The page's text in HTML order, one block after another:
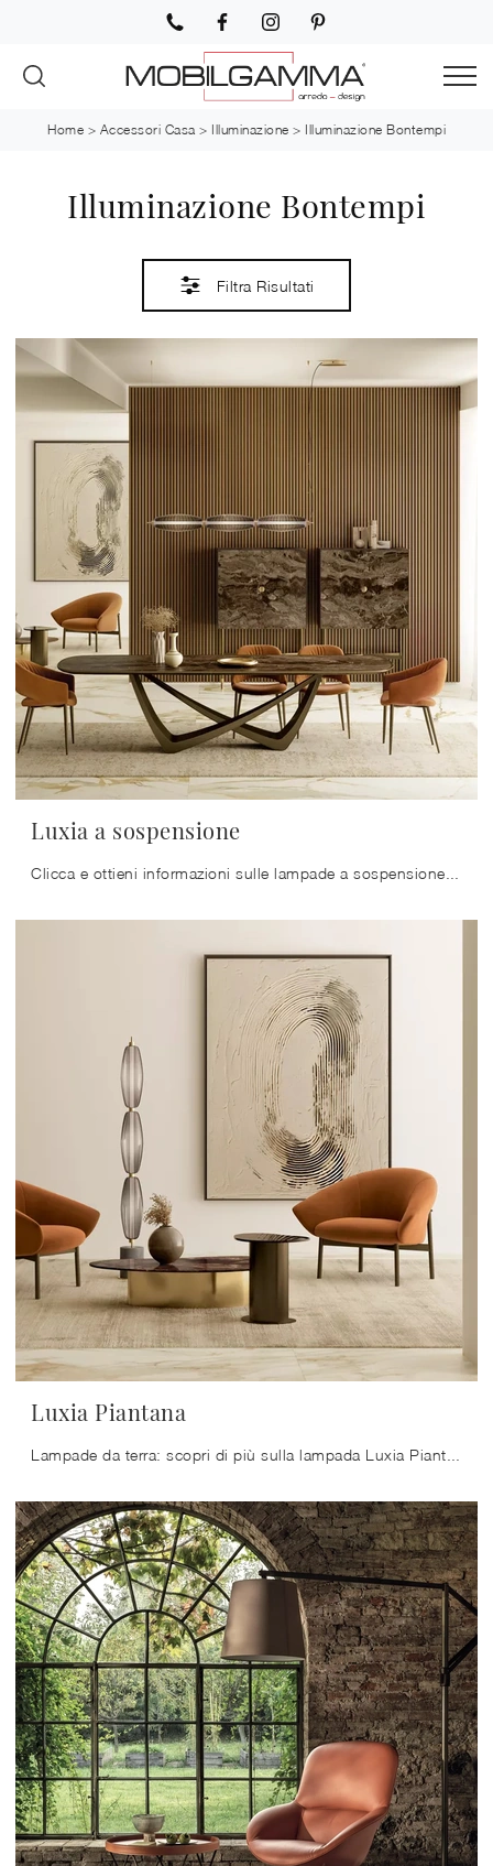
Home > Accessori Casa > Illuminazione > Illuminazione Bontempi
Illuminazione Bontempi
Filtra Risultati
Luxia a sospensione
Luxia Piantana